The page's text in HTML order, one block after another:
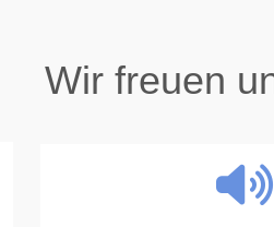
Wir freuen